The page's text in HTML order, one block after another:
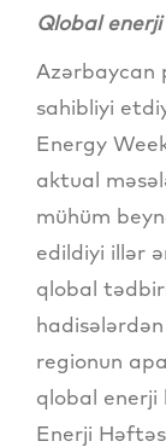
Qlobal
Azərbaycan
sahibliyi
Energy
aktual
mühüm
edildiyi illər
qlobal
regionun
qlobal enerji
Enerji